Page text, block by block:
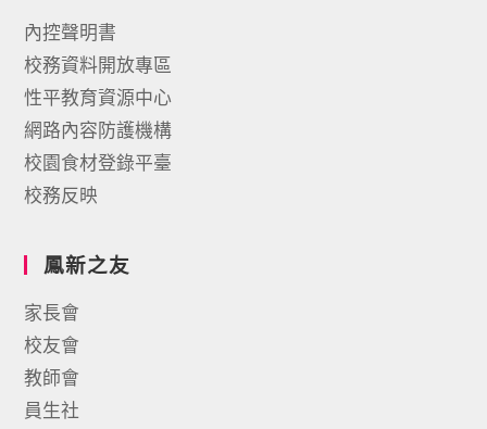
內控聲明書
校務資料開放專區
性平教育資源中心
網路內容防護機構
校園食材登錄平臺
校務反映
鳳新之友
家長會
校友會
教師會
員生社